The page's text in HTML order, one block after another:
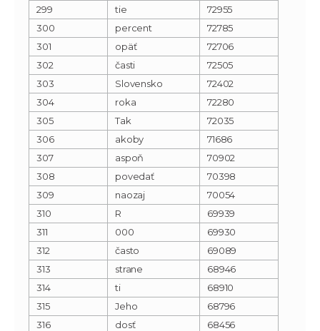
299 tie
72955
300
percent
72785
301
opäť
72706
302
časti
72505
303
Slovensko
72402
304
roka
72280
305
Tak
72035
306
akoby
71686
307
aspoň
70902
308
povedať
70398
309
naozaj
70054
310
R
69939
311
000
69930
312
často
69089
313
strane
68946
314
ti
68910
315
Jeho
68796
316
dosť
68456